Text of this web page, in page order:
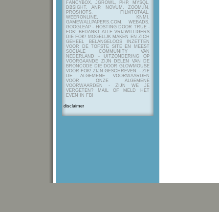
FANCYBOX, JGROWL, PHP, MYSQL,
DBSIGHT, ANP, NOVUM, ZOOM.IN,
PROSHOTS, FILMTOTAAL,
WEERONLINE, KNMI,
GAMEWALLPAPERS.COM, WEBADS,
GOOGLEAP - HOSTING DOOR TRUE -
FOK! BEDANKT ALLE VRIJWILLIGERS
DIE FOK! MOGELIJK MAKEN EN ZICH
GEHEEL BELANGELOOS INZETTEN
VOOR DE TOFSTE SITE EN MEEST
SOCIALE COMMUNITY VAN
NEDERLAND - UITZONDERING OP
VOORGAANDE ZIJN DELEN VAN DE
BRONCODE DIE DOOR GLOWMOUSE
VOOR FOK! ZIJN GESCHREVEN. - ZIE
DE ALGEMENE VOORWAARDEN
VOOR ONZE ALGEMENE
VOORWAARDEN - ZIJN WE JE
VERGETEN? MAIL OF MELD HET
EVEN IN FB!
disclaimer